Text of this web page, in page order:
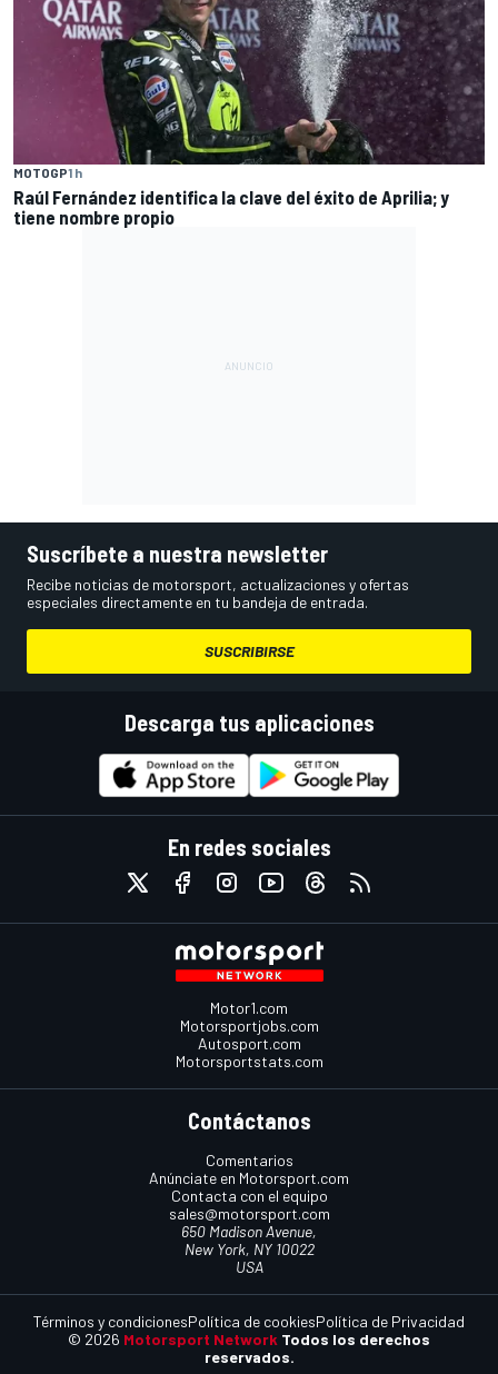
MOTOGP1 h
Raúl Fernández identifica la clave del éxito de Aprilia; y
tiene nombre propio
Suscríbete a nuestra newsletter
Recibe noticias de motorsport, actualizaciones y ofertas
especiales directamente en tu bandeja de entrada.
SUSCRIBIRSE
Descarga tus aplicaciones
En redes sociales
Motor1.com
Motorsportjobs.com
Autosport.com
Motorsportstats.com
Contáctanos
Comentarios
Anúnciate en Motorsport.com
Contacta con el equipo
sales@motorsport.com
650 Madison Avenue,
New York, NY 10022
USA
© 2026 Motorsport Network Todos los derechos
reservados.
Términos y condicionesPolítica de cookiesPolítica de Privacidad